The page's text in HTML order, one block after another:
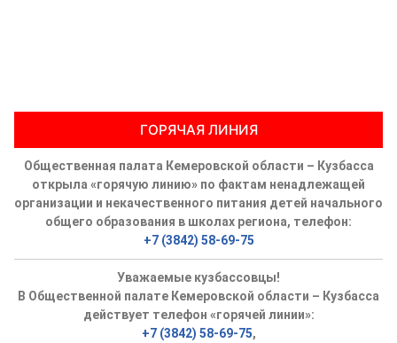
ГОРЯЧАЯ ЛИНИЯ
Общественная палата Кемеровской области – Кузбасса
открыла «горячую линию» по фактам ненадлежащей
организации и некачественного питания детей начального
общего образования в школах региона, телефон:
+7 (3842) 58-69-75
Уважаемые кузбассовцы!
В Общественной палате Кемеровской области – Кузбасса
действует телефон «горячей линии»:
+7 (3842) 58-69-75,